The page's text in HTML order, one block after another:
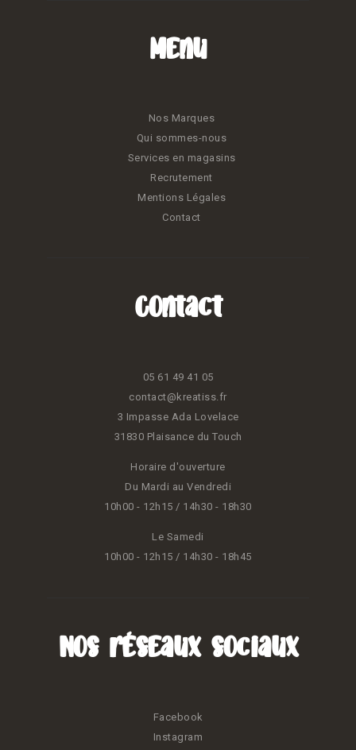
Menu
Nos Marques
Qui sommes-nous
Services en magasins
Recrutement
Mentions Légales
Contact
Contact
05 61 49 41 05
contact@kreatiss.fr
3 Impasse Ada Lovelace
31830 Plaisance du Touch
Horaire d'ouverture
Du Mardi au Vendredi
10h00 - 12h15 / 14h30 - 18h30
Le Samedi
10h00 - 12h15 / 14h30 - 18h45
Nos réseaux sociaux
Facebook
Instagram